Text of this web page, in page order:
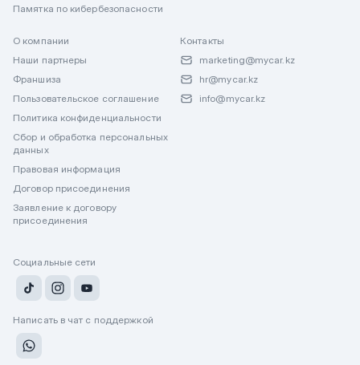
Памятка по кибербезопасности
О компании
Наши партнеры
Франшиза
Пользовательское соглашение
Политика конфиденциальности
Сбор и обработка персональных
данных
Правовая информация
Договор присоединения
Заявление к договору
присоединения
Контакты
marketing@mycar.kz
hr@mycar.kz
info@mycar.kz
Социальные сети
Написать в чат с поддержкой